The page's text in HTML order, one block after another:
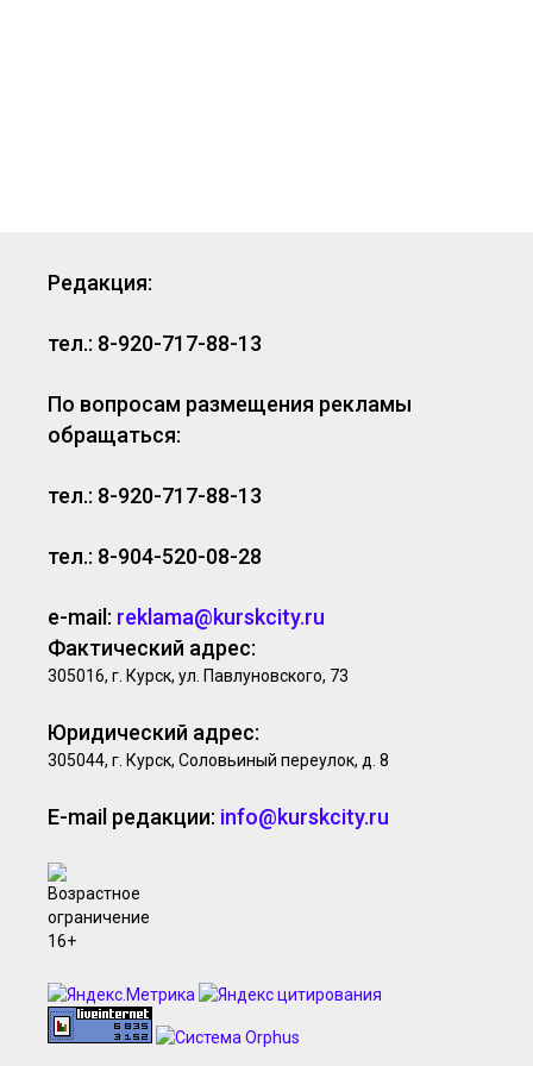
Редакция:
тел.: 8-920-717-88-13
По вопросам размещения рекламы
обращаться:
тел.: 8-920-717-88-13
тел.: 8-904-520-08-28
e-mail: reklama@kurskcity.ru
Фактический адрес:
305016, г. Курск, ул. Павлуновского, 73
Юридический адрес:
305044, г. Курск, Соловьиный переулок, д. 8
E-mail редакции: info@kurskcity.ru